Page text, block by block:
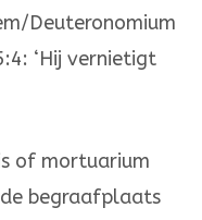
Deuteronomium
‘Hij vernietigt
of mortuarium
begraafplaats